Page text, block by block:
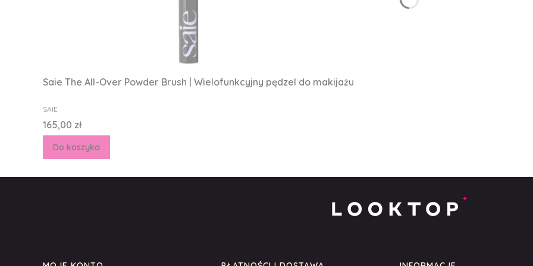
Saie The All-Over Powder Brush | Wielofunkcyjny pędzel do makijażu
PRODUCENT
SAIE
Cena
165,00 zł
Do koszyka